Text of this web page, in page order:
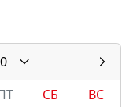
СБ
ВС